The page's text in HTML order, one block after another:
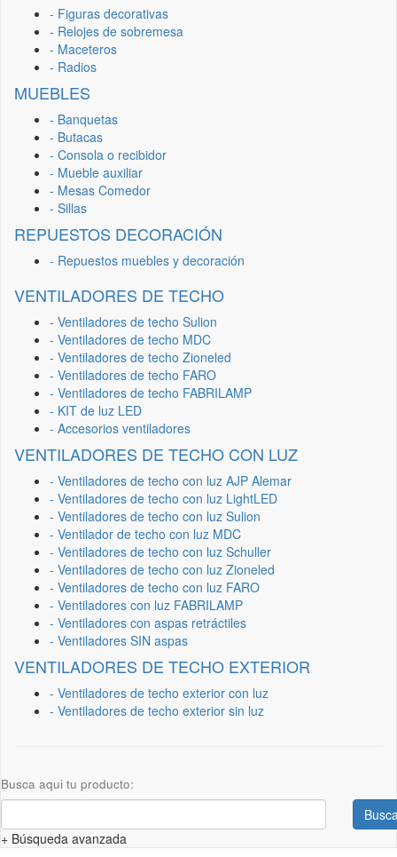
- Figuras decorativas
- Relojes de sobremesa
- Maceteros
- Radios
MUEBLES
- Banquetas
- Butacas
- Consola o recibidor
- Mueble auxiliar
- Mesas Comedor
- Sillas
REPUESTOS DECORACIÓN
- Repuestos muebles y decoración
VENTILADORES DE TECHO
- Ventiladores de techo Sulion
- Ventiladores de techo MDC
- Ventiladores de techo Zioneled
- Ventiladores de techo FARO
- Ventiladores de techo FABRILAMP
- KIT de luz LED
- Accesorios ventiladores
VENTILADORES DE TECHO CON LUZ
- Ventiladores de techo con luz AJP Alemar
- Ventiladores de techo con luz LightLED
- Ventiladores de techo con luz Sulion
- Ventilador de techo con luz MDC
- Ventiladores de techo con luz Schuller
- Ventiladores de techo con luz Zioneled
- Ventiladores de techo con luz FARO
- Ventiladores con luz FABRILAMP
- Ventiladores con aspas retráctiles
- Ventiladores SIN aspas
VENTILADORES DE TECHO EXTERIOR
- Ventiladores de techo exterior con luz
- Ventiladores de techo exterior sin luz
Busca aqui tu producto:
+ Búsqueda avanzada